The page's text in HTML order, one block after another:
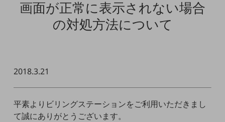
Smart Mobility
Smart Worksite
生成AI(Generative AI)
自治体・地域社会との共創
別ウィンドウで開きます
画面が正常に表示されない場合
の対処方法について
2018.3.21
平素よりビリングステーションをご利用いただきまし
て誠にありがとうございます。